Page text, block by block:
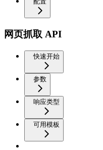
网页抓取 API
快速开始
参数
响应类型
可用模板